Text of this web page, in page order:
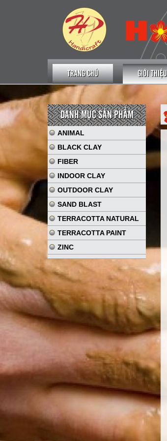
TRANG CHỦ GIỚI THIỆU
DANH MỤC SẢN PHẨM
ANIMAL
BLACK CLAY
FIBER
INDOOR CLAY
OUTDOOR CLAY
SAND BLAST
TERRACOTTA NATURAL
TERRACOTTA PAINT
ZINC